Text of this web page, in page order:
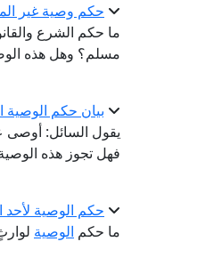
حكم وصية غير
ما حكم الشرع
مسلم؟ وهل هذه
بيان حكم الوصية
يقول السائل: أوصى
فهل تجوز هذه
حكم الوصية لأحد
ما حكم الوصية